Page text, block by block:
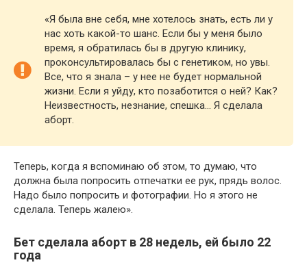
«Я была вне себя, мне хотелось знать, есть ли у
нас хоть какой-то шанс. Если бы у меня было
время, я обратилась бы в другую клинику,
проконсультировалась бы с генетиком, но увы.
Все, что я знала – у нее не будет нормальной
жизни. Если я уйду, кто позаботится о ней? Как?
Неизвестность, незнание, спешка… Я сделала
аборт.
Теперь, когда я вспоминаю об этом, то думаю, что
должна была попросить отпечатки ее рук, прядь волос.
Надо было попросить и фотографии. Но я этого не
сделала. Теперь жалею».
Бет сделала аборт в 28 недель, ей было 22
года